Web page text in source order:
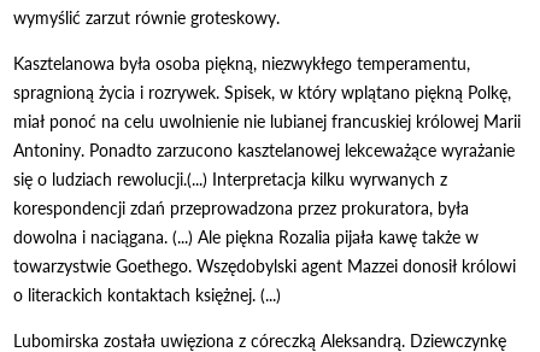
wymyślić zarzut równie groteskowy.
Kasztelanowa była osoba piękną, niezwykłego temperamentu,
spragnioną życia i rozrywek. Spisek, w który wplątano piękną Polkę,
miał ponoć na celu uwolnienie nie lubianej francuskiej królowej Marii
Antoniny. Ponadto zarzucono kasztelanowej lekceważące wyrażanie
się o ludziach rewolucji.(...) Interpretacja kilku wyrwanych z
korespondencji zdań przeprowadzona przez prokuratora, była
dowolna i naciągana. (...) Ale piękna Rozalia pijała kawę także w
towarzystwie Goethego. Wszędobylski agent Mazzei donosił królowi
o literackich kontaktach księżnej. (...)
Lubomirska została uwięziona z córeczką Aleksandrą. Dziewczynkę